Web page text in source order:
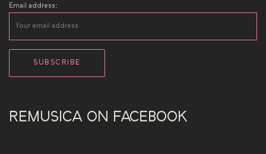
Email address:
REMUSICA ON FACEBOOK